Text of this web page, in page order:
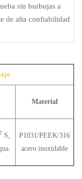
sin burbujas a
de alta confiabilidad
Material
S,
P1031/PEEK/316
acero inoxidable